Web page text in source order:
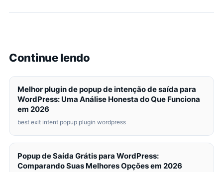
Continue lendo
Melhor plugin de popup de intenção de saída para
WordPress: Uma Análise Honesta do Que Funciona
em 2026
best exit intent popup plugin wordpress
Popup de Saída Grátis para WordPress:
Comparando Suas Melhores Opções em 2026